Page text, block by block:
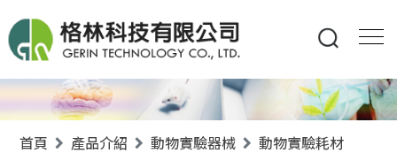
首頁 產品介紹 動物實驗器械
動物實驗耗材